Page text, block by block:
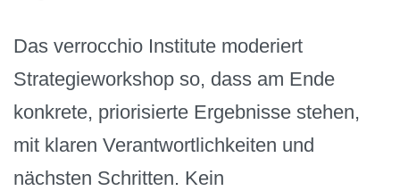
Das verrocchio Institute moderiert
Strategieworkshop so, dass am Ende
konkrete, priorisierte Ergebnisse stehen,
mit klaren Verantwortlichkeiten und
nächsten Schritten. Kein